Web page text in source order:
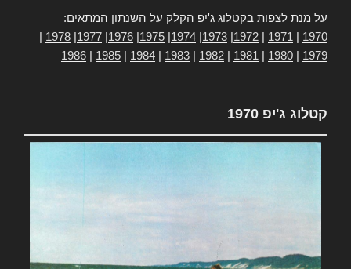
על מנת לצפות בקטלוג ג'יפ הקלק על השנתון המתאים:
1970
1971
1972
1973
1974
1975
1976
1977
1978
1979
1980
1981
1982
1983
1984
1985
1986
קטלוג ג'יפ 1970